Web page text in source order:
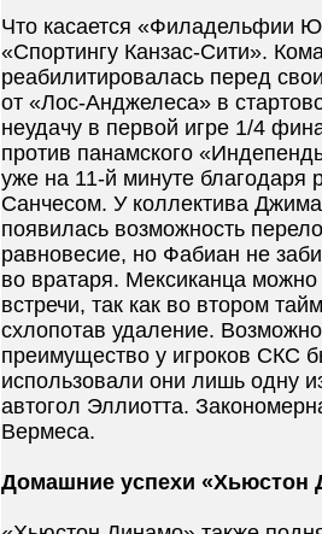
Что касается «Филадельфии
«Спортингу Канзас-Сити».
реабилитировалась перед
от «Лос-Анджелеса» в
неудачу в первой игре 1/4
против панамского
уже на 11-й минуте благодаря
Санчесом. У коллектива
появилась возможность
равновесие, но Фабиан не
во вратаря. Мексиканца
встречи, так как во втором
схлопотав удаление.
преимущество у игроков СКС
использовали они лишь одну
автогол Эллиотта.
Вермеса.
Домашние успехи «Хьюстон